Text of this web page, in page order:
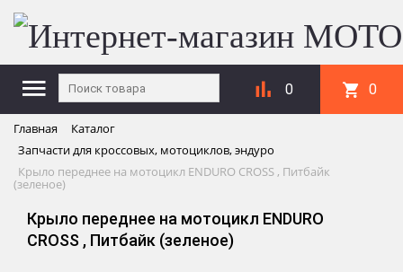
0 0
Главная
Каталог
Запчасти для кроссовых, мотоциклов, эндуро
Крыло переднее на мотоцикл ENDURO CROSS , Питбайк
(зеленое)
Крыло переднее на мотоцикл ENDURO
CROSS , Питбайк (зеленое)